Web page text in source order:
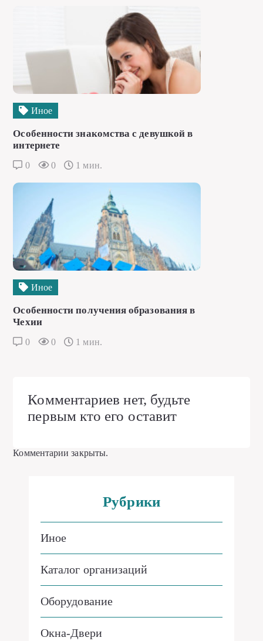
Иное
Особенности знакомства с девушкой в
интернете
0 0 1 мин.
Иное
Особенности получения образования в
Чехии
0 0 1 мин.
Комментариев нет, будьте
первым кто его оставит
Комментарии закрыты.
Рубрики
Иное
Каталог организаций
Оборудование
Окна-Двери